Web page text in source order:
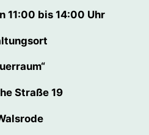
11:00 bis 14:00 Uhr
Straße 19